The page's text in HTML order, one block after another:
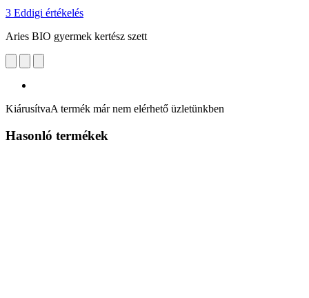
3 Eddigi értékelés
Aries BIO gyermek kertész szett
KiárusítvaA termék már nem elérhető üzletünkben
Hasonló termékek